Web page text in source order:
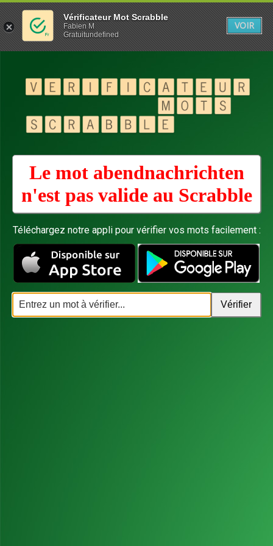
Le mot abendnachrichten
n'est pas valide au Scrabble
Téléchargez notre appli pour vérifier vos mots facilement :
Vérificateur Mot Scrabble
Fabien M
Gratuitundefined
VOIR